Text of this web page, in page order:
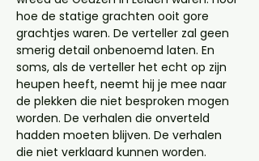
hoe de statige grachten ooit gore
grachtjes waren. De verteller zal geen
smerig detail onbenoemd laten. En
soms, als de verteller het echt op zijn
heupen heeft, neemt hij je mee naar
de plekken die niet besproken mogen
worden. De verhalen die onverteld
hadden moeten blijven. De verhalen
die niet verklaard kunnen worden.